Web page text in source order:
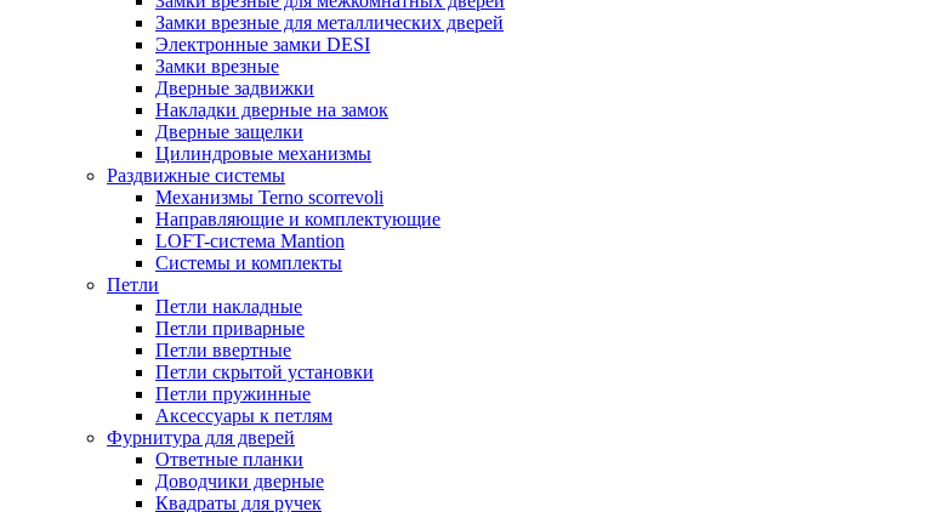
Замки врезные для металлических дверей
Электронные замки DESI
Замки врезные
Дверные задвижки
Накладки дверные на замок
Дверные защелки
Цилиндровые механизмы
Раздвижные системы
Механизмы Terno scorrevoli
Направляющие и комплектующие
LOFT-cистема Mantion
Системы и комплекты
Петли
Петли накладные
Петли приварные
Петли ввертные
Петли скрытой установки
Петли пружинные
Аксессуары к петлям
Фурнитура для дверей
Ответные планки
Доводчики дверные
Квадраты для ручек